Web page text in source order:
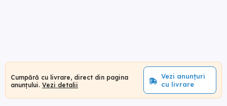
Cumpără cu livrare, direct din pagina
anunțului. Vezi detalii
Vezi anunțuri
cu livrare